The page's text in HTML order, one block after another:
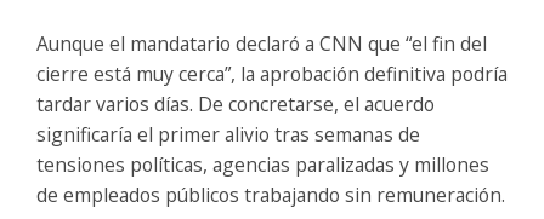
Aunque el mandatario declaró a CNN que “el fin del
cierre está muy cerca”, la aprobación definitiva podría
tardar varios días. De concretarse, el acuerdo
significaría el primer alivio tras semanas de
tensiones políticas, agencias paralizadas y millones
de empleados públicos trabajando sin remuneración.